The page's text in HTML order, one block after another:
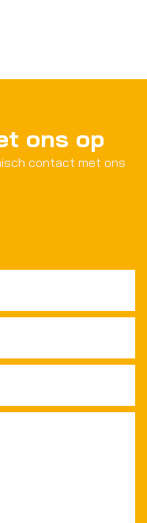
ons op
contact met ons